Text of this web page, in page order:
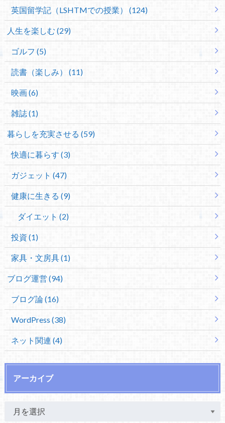
英国留学記（LSHTMでの授業） (124)
人生を楽しむ (29)
ゴルフ (5)
読書（楽しみ） (11)
映画 (6)
雑誌 (1)
暮らしを充実させる (59)
快適に暮らす (3)
ガジェット (47)
健康に生きる (9)
ダイエット (2)
投資 (1)
家具・文房具 (1)
ブログ運営 (94)
ブログ論 (16)
WordPress (38)
ネット関連 (4)
アーカイブ